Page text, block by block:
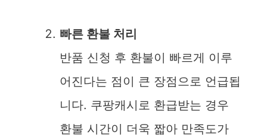
빠른 환불 처리
반품 신청 후 환불이 빠르게 이루
어진다는 점이 큰 장점으로 언급됩
니다. 쿠팡캐시로 환급받는 경우
환불 시간이 더욱 짧아 만족도가